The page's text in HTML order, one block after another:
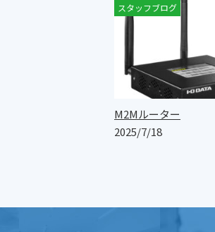
スタッフブログ
M2Mルーター
2025/7/18